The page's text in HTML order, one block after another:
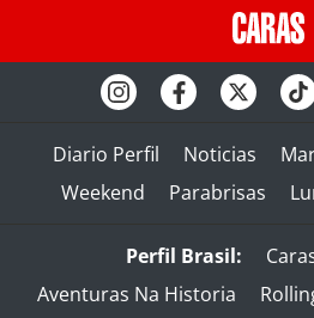
Diario Perfil Noticias
Weekend
Parabrisas
Perfil Brasil:
Aventuras Na Historia